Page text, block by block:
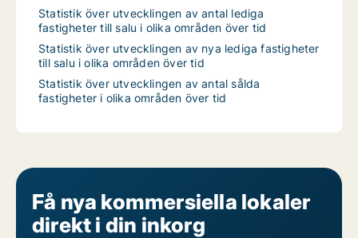
Statistik över utvecklingen av antal lediga
fastigheter till salu i olika områden över tid
Statistik över utvecklingen av nya lediga fastigheter
till salu i olika områden över tid
Statistik över utvecklingen av antal sålda
fastigheter i olika områden över tid
Få nya kommersiella lokaler
direkt i din inkorg